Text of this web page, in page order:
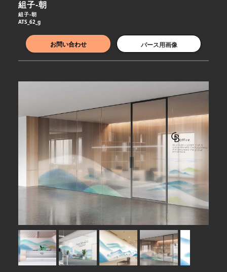
組子-朝
組子-朝
ATS_62_g
お問い合わせ パース用画像